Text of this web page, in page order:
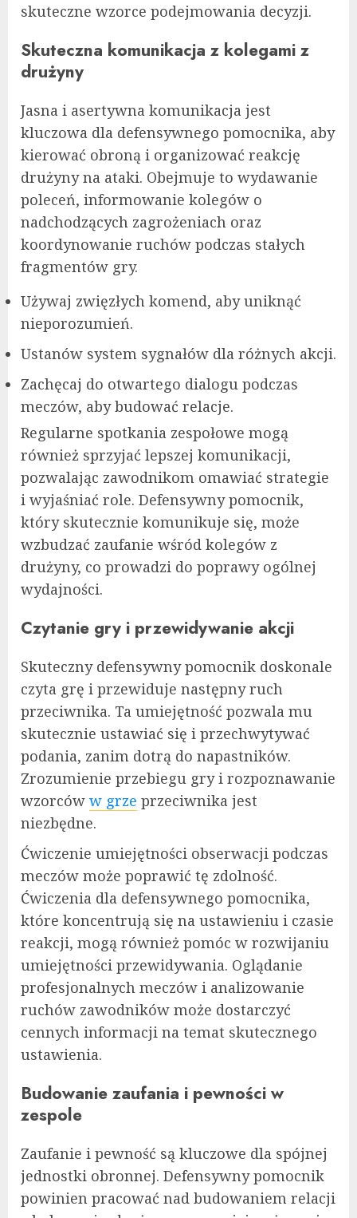
skuteczne wzorce podejmowania decyzji.
Skuteczna komunikacja z kolegami z
drużyny
Jasna i asertywna komunikacja jest
kluczowa dla defensywnego pomocnika, aby
kierować obroną i organizować reakcję
drużyny na ataki. Obejmuje to wydawanie
poleceń, informowanie kolegów o
nadchodzących zagrożeniach oraz
koordynowanie ruchów podczas stałych
fragmentów gry.
Używaj zwięzłych komend, aby uniknąć
nieporozumień.
Ustanów system sygnałów dla różnych akcji.
Zachęcaj do otwartego dialogu podczas
meczów, aby budować relacje.
Regularne spotkania zespołowe mogą
również sprzyjać lepszej komunikacji,
pozwalając zawodnikom omawiać strategie
i wyjaśniać role. Defensywny pomocnik,
który skutecznie komunikuje się, może
wzbudzać zaufanie wśród kolegów z
drużyny, co prowadzi do poprawy ogólnej
wydajności.
Czytanie gry i przewidywanie akcji
Skuteczny defensywny pomocnik doskonale
czyta grę i przewiduje następny ruch
przeciwnika. Ta umiejętność pozwala mu
skutecznie ustawiać się i przechwytywać
podania, zanim dotrą do napastników.
Zrozumienie przebiegu gry i rozpoznawanie
wzorców w grze przeciwnika jest
niezbędne.
Ćwiczenie umiejętności obserwacji podczas
meczów może poprawić tę zdolność.
Ćwiczenia dla defensywnego pomocnika,
które koncentrują się na ustawieniu i czasie
reakcji, mogą również pomóc w rozwijaniu
umiejętności przewidywania. Oglądanie
profesjonalnych meczów i analizowanie
ruchów zawodników może dostarczyć
cennych informacji na temat skutecznego
ustawienia.
Budowanie zaufania i pewności w
zespole
Zaufanie i pewność są kluczowe dla spójnej
jednostki obronnej. Defensywny pomocnik
powinien pracować nad budowaniem relacji